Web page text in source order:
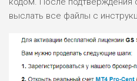
РИСКИ: НИЗКИЕ
ДОХОД: НИЗКИЙ
выслать все файлы с